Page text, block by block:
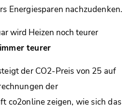
Energiesparen nachzudenken.
teurer
der CO2-Preis von 25 auf
der
co2online zeigen, wie sich das